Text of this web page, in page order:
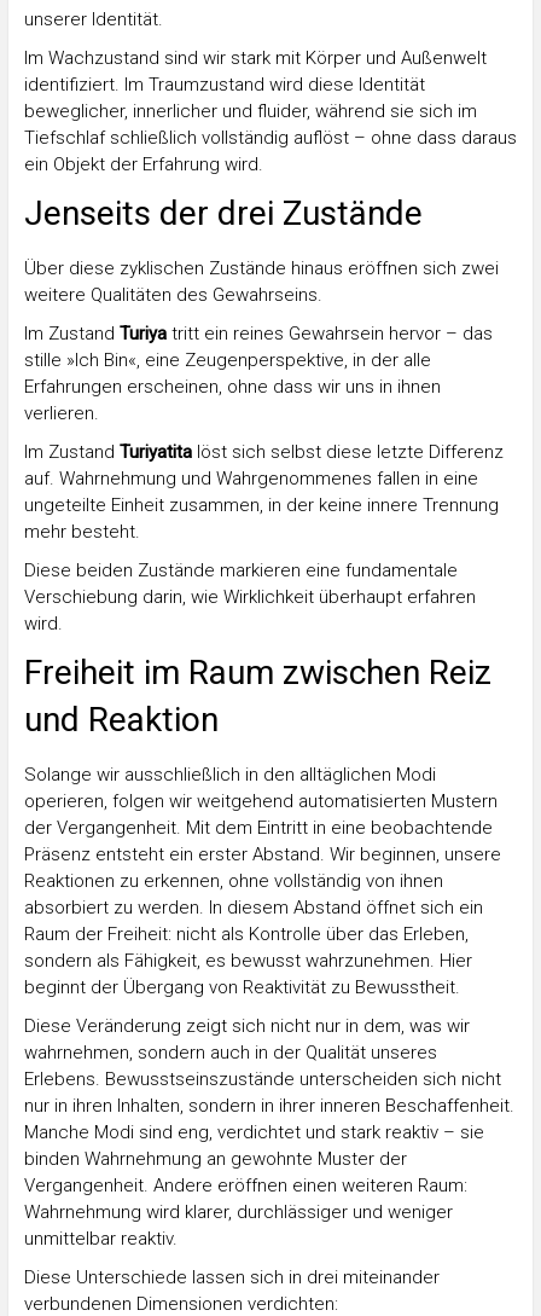
unserer Identität.
Im Wachzustand sind wir stark mit Körper und Außenwelt
identifiziert. Im Traumzustand wird diese Identität
beweglicher, innerlicher und fluider, während sie sich im
Tiefschlaf schließlich vollständig auflöst – ohne dass daraus
ein Objekt der Erfahrung wird.
Jenseits der drei Zustände
Über diese zyklischen Zustände hinaus eröffnen sich zwei
weitere Qualitäten des Gewahrseins.
Im Zustand Turiyatritt ein reines Gewahrsein hervor – das
stille »Ich Bin«, eine Zeugenperspektive, in der alle
Erfahrungen erscheinen, ohne dass wir uns in ihnen
verlieren.
Im Zustand Turiyatitalöst sich selbst diese letzte Differenz
auf. Wahrnehmung und Wahrgenommenes fallen in eine
ungeteilte Einheit zusammen, in der keine innere Trennung
mehr besteht.
Diese beiden Zustände markieren eine fundamentale
Verschiebung darin, wie Wirklichkeit überhaupt erfahren
wird.
Freiheit im Raum zwischen Reiz
und Reaktion
Solange wir ausschließlich in den alltäglichen Modi
operieren, folgen wir weitgehend automatisierten Mustern
der Vergangenheit. Mit dem Eintritt in eine beobachtende
Präsenz entsteht ein erster Abstand. Wir beginnen, unsere
Reaktionen zu erkennen, ohne vollständig von ihnen
absorbiert zu werden. In diesem Abstand öffnet sich ein
Raum der Freiheit: nicht als Kontrolle über das Erleben,
sondern als Fähigkeit, es bewusst wahrzunehmen. Hier
beginnt der Übergang von Reaktivität zu Bewusstheit.
Diese Veränderung zeigt sich nicht nur in dem, was wir
wahrnehmen, sondern auch in der Qualität unseres
Erlebens. Bewusstseinszustände unterscheiden sich nicht
nur in ihren Inhalten, sondern in ihrer inneren Beschaffenheit.
Manche Modi sind eng, verdichtet und stark reaktiv – sie
binden Wahrnehmung an gewohnte Muster der
Vergangenheit. Andere eröffnen einen weiteren Raum:
Wahrnehmung wird klarer, durchlässiger und weniger
unmittelbar reaktiv.
Diese Unterschiede lassen sich in drei miteinander
verbundenen Dimensionen verdichten: